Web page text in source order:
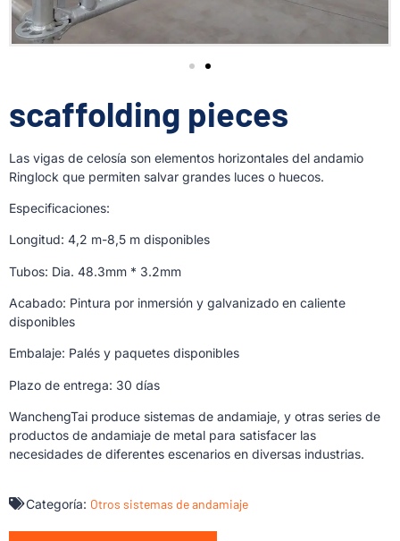
scaffolding pieces
Las vigas de celosía son elementos horizontales del andamio
Ringlock que permiten salvar grandes luces o huecos.
Especificaciones:
Longitud: 4,2 m-8,5 m disponibles
Tubos: Dia. 48.3mm * 3.2mm
Acabado: Pintura por inmersión y galvanizado en caliente
disponibles
Embalaje: Palés y paquetes disponibles
Plazo de entrega: 30 días
WanchengTai produce sistemas de andamiaje, y otras series de
productos de andamiaje de metal para satisfacer las
necesidades de diferentes escenarios en diversas industrias.
Categoría: Otros sistemas de andamiaje